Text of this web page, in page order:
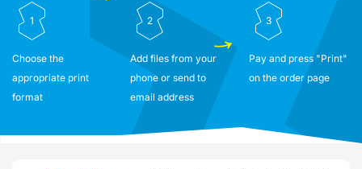
1
Choose the
appropriate print
format
2
Add files from your
phone or send to
email address
3
Pay and press "Print"
on the order page